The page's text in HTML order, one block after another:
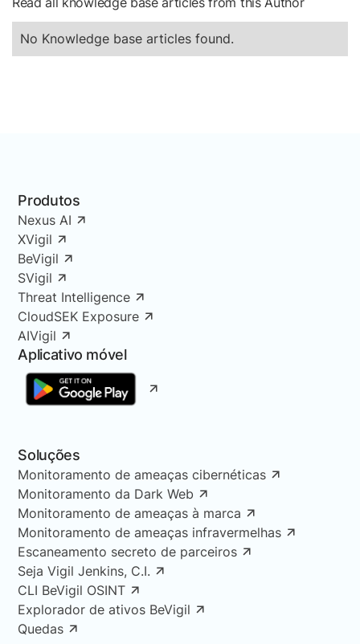
No Knowledge base articles found.
Produtos
Nexus AI
XVigil
BeVigil
SVigil
Threat Intelligence
CloudSEK Exposure
AIVigil
Aplicativo móvel
Soluções
Monitoramento de ameaças cibernéticas
Monitoramento da Dark Web
Monitoramento de ameaças à marca
Monitoramento de ameaças infravermelhas
Escaneamento secreto de parceiros
Seja Vigil Jenkins, C.I.
CLI BeVigil OSINT
Explorador de ativos BeVigil
Quedas